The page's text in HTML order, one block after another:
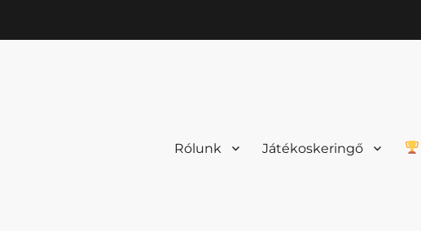
Rólunk Játékoskeringő